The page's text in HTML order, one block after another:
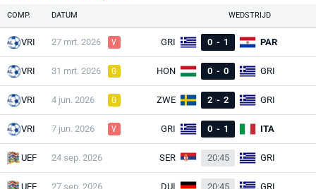
COMP. DATUM WEDSTRIJD
VRI 27 mrt. 2026 V GRI 0 - 1 PAR
VRI 31 mrt. 2026 G HON 0 - 0 GRI
VRI 4 jun. 2026 G ZWE 2 - 2 GRI
VRI 7 jun. 2026 V GRI 0 - 1 ITA
UEF 24 sep. 2026 SER 20:45 GRI
UEF 27 sep. 2026 DUI 20:45 GRI